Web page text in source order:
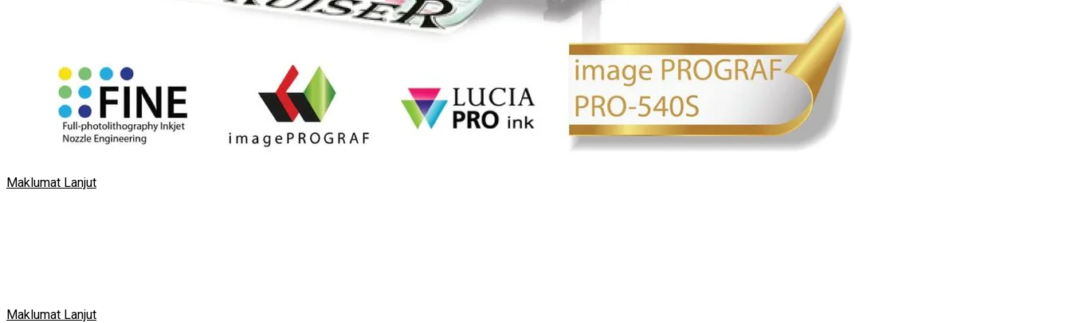
Maklumat Lanjut
Maklumat Lanjut​